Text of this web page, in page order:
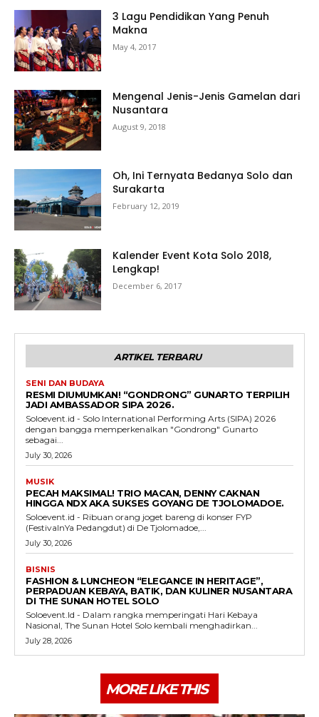
3 Lagu Pendidikan Yang Penuh
Makna
May 4, 2017
Mengenal Jenis-Jenis Gamelan dari
Nusantara
August 9, 2018
Oh, Ini Ternyata Bedanya Solo dan
Surakarta
February 12, 2019
Kalender Event Kota Solo 2018,
Lengkap!
December 6, 2017
ARTIKEL TERBARU
SENI DAN BUDAYA
RESMI DIUMUMKAN! “GONDRONG” GUNARTO TERPILIH
JADI AMBASSADOR SIPA 2026.
Soloevent.id - Solo International Performing Arts (SIPA) 2026
dengan bangga memperkenalkan "Gondrong" Gunarto
sebagai...
July 30, 2026
MUSIK
PECAH MAKSIMAL! TRIO MACAN, DENNY CAKNAN
HINGGA NDX AKA SUKSES GOYANG DE TJOLOMADOE.
Soloevent.id - Ribuan orang joget bareng di konser FYP
(FestivalnYa Pedangdut) di De Tjolomadoe,...
July 30, 2026
BISNIS
FASHION & LUNCHEON “ELEGANCE IN HERITAGE”,
PERPADUAN KEBAYA, BATIK, DAN KULINER NUSANTARA
DI THE SUNAN HOTEL SOLO
Soloevent.Id - Dalam rangka memperingati Hari Kebaya
Nasional, The Sunan Hotel Solo kembali menghadirkan...
July 28, 2026
MORE LIKE THIS